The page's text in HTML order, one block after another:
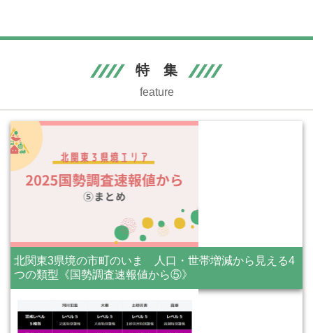
特 集
feature
北関東3県境の市町のいま 人口・世帯増減から見える4
つの類型《国勢調査速報値から⑤》